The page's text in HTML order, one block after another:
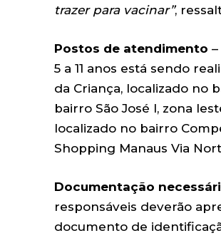
trazer para vacinar”,
Postos de atendimento
5 a 11 anos está sendo
da Criança, localizado no
bairro São José I, zona
localizado no bairro
Shopping Manaus Via
Documentação
responsáveis deverão
documento de